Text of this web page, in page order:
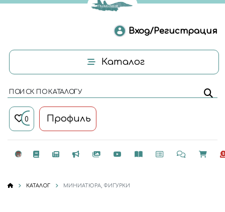
Вход/Регистрация
Каталог
ПОИСК ПО КАТАЛОГУ
0 Профиль
КАТАЛОГ МИНИАТЮРА, ФИГУРКИ